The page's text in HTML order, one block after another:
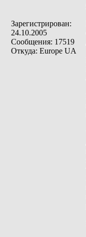
Зарегистрирован:
24.10.2005
Сообщения: 17519
Откуда: Europe UA